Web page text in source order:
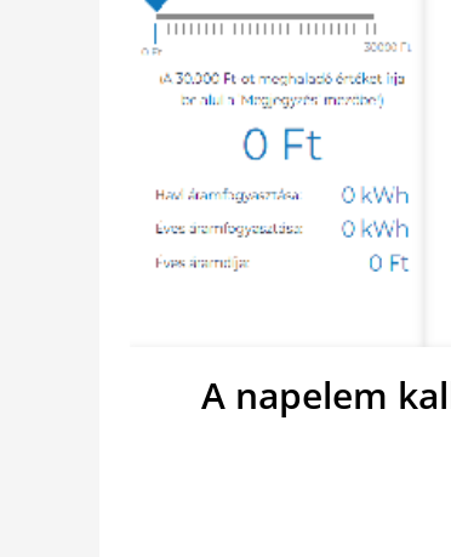
A napelem